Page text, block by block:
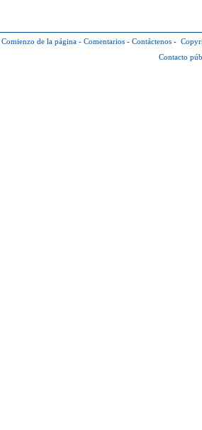
Comienzo de la página - Comentarios - Contáctenos -
Contacto